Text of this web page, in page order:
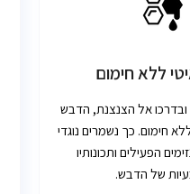
ללא חימום
ובדרכו אל הצנצנת, הדבש
חימום. כך נשמרים נוגדי
הפעילים ותכונותיו
של הדבש.